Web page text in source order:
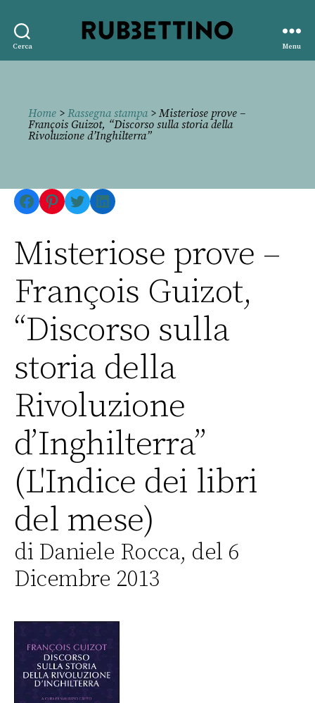
Cerca
editore
Menu
Home > Rassegna stampa> Misteriose prove –
François Guizot, “Discorso sulla storia della
Rivoluzione d’Inghilterra”
Facebook
Pinterest
TwitterLinkedIn
Misteriose prove –
François Guizot,
“Discorso sulla
storia della
Rivoluzione
d’Inghilterra”
(L'Indice dei libri
del mese)
di Daniele Rocca, del 6
Dicembre 2013